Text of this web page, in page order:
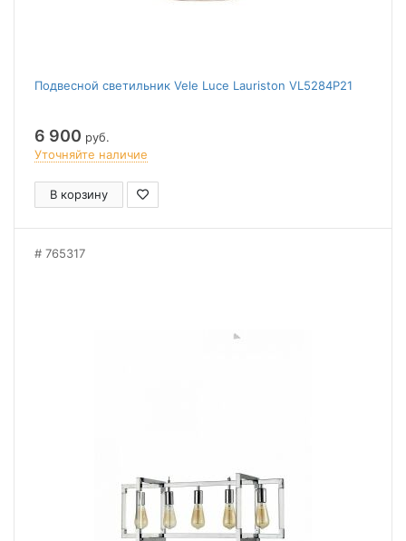
Подвесной светильник Vele Luce Lauriston VL5284P21
6 900 руб.
Уточняйте наличие
В корзину
765317